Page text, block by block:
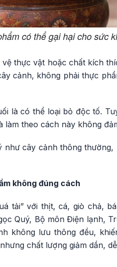
có thể gại hại cho sức
thực vật hoặc chất kích
cảnh, không phải thực
là có thể loại bỏ độc tố.
theo cách này không
cây cảnh thông thường,
không đúng cách
tải” với thịt, cá, giò chả,
Quý, Bộ môn Điện lạnh,
không lưu thông đều,
chất lượng giảm dần,